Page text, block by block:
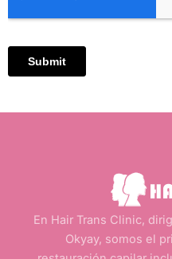
En Hair Trans Clinic,
Okyay, somos el